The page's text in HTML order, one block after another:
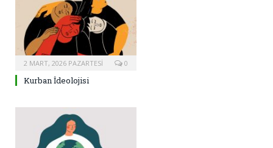
2 MART, 2026 PAZARTESI 0
Kurban İdeolojisi